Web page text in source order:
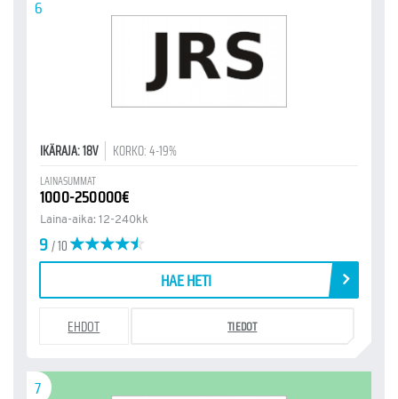
6
IKÄRAJA: 18V KORKO: 4-19%
LAINASUMMAT
1000-250000€
Laina-aika: 12-240kk
9/ 10
HAE HETI
EHDOT TIEDOT
7